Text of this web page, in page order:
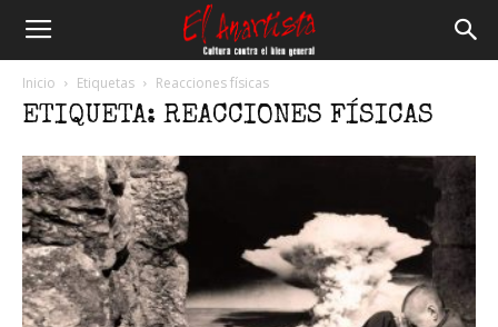
Inicio Etiquetas Reacciones físicas
ETIQUETA: REACCIONES FÍSICAS